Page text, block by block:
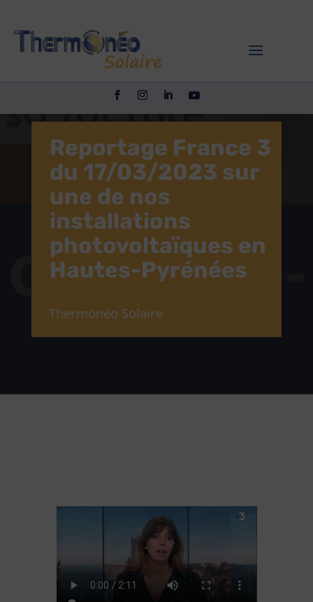
Reportage France 3
du 17/03/2023 sur
une de nos
installations
photovoltaïques en
Hautes-Pyrénées
Thermonéo Solaire